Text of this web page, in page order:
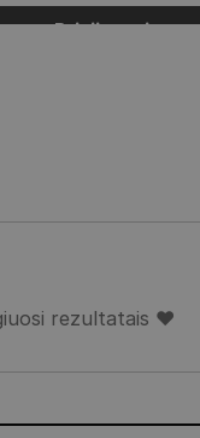
Prisijungti
rezultatais ❤️